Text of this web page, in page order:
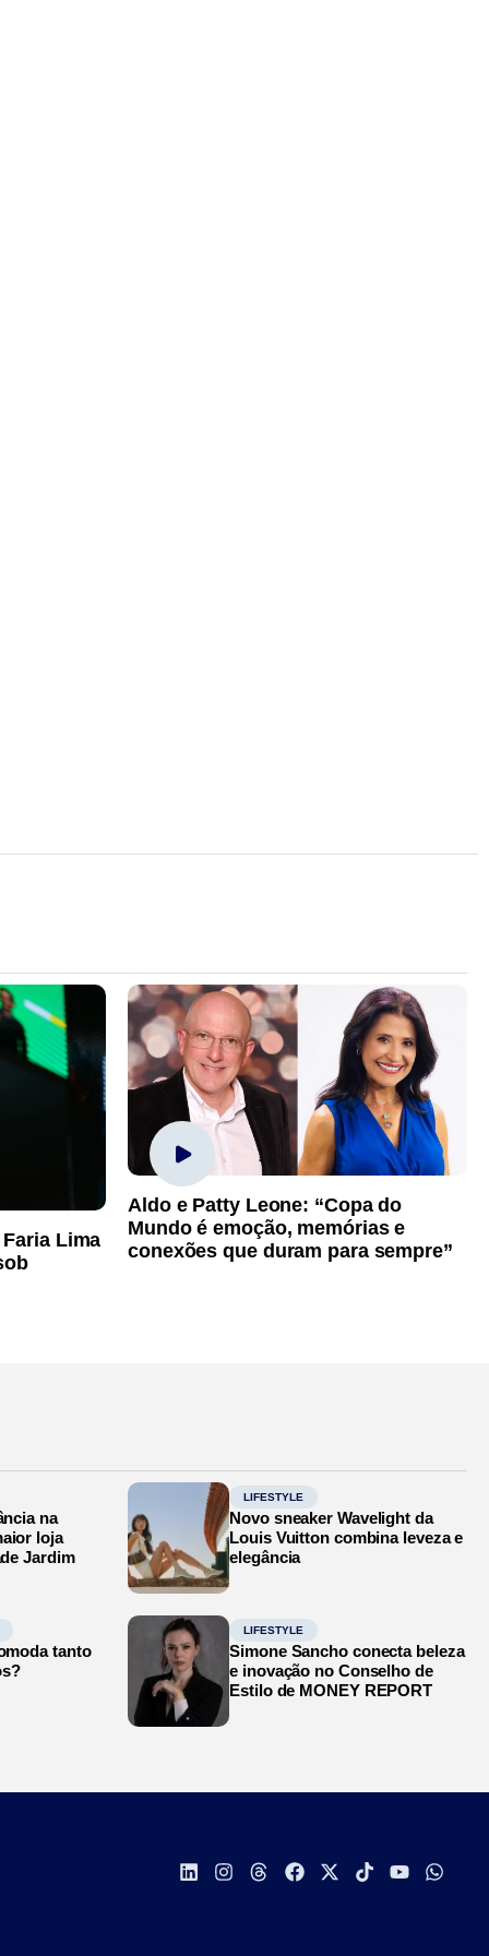
Lima
Aldo e Patty Leone: “Copa do
Mundo é emoção, memórias e
conexões que duram para sempre”
na
loja
Jardim
LIFESTYLE
Novo sneaker Wavelight da
Louis Vuitton combina leveza e
elegância
tanto
LIFESTYLE
Simone Sancho conecta beleza
e inovação no Conselho de
Estilo de MONEY REPORT